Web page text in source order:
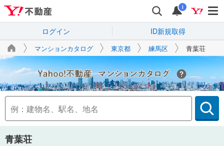
i
ログイン ID新規取得
マンションカタログ 東京都 練馬区 青葉荘
Yahoo!不動産
青葉荘